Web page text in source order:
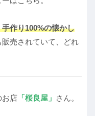
作り100%の懐かし
販売されていて、どれ
お店 「桜良屋」 さん。